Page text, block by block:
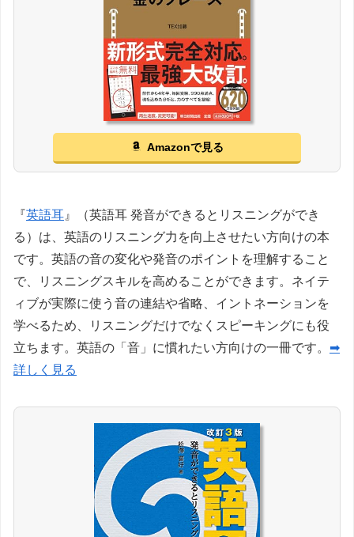
Amazonで見る
『英語耳 』（英語耳 発音ができるとリスニングができ
る）は、英語のリスニング力を向上させたい方向けの本
です。英語の音の変化や発音のポイントを理解すること
で、リスニングスキルを高めることができます。ネイテ
ィブが実際に使う音の連結や省略、イントネーションを
学べるため、リスニングだけでなくスピーキングにも役
立ちます。英語の「音」に慣れたい方向けの一冊です。 ➡
詳しく見る